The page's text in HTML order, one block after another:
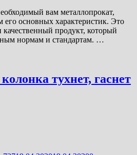
вам металлопрокат,
его основных характеристик. Это
качественный продукт, который
нормам и стандартам. …
тухнет, гаснет